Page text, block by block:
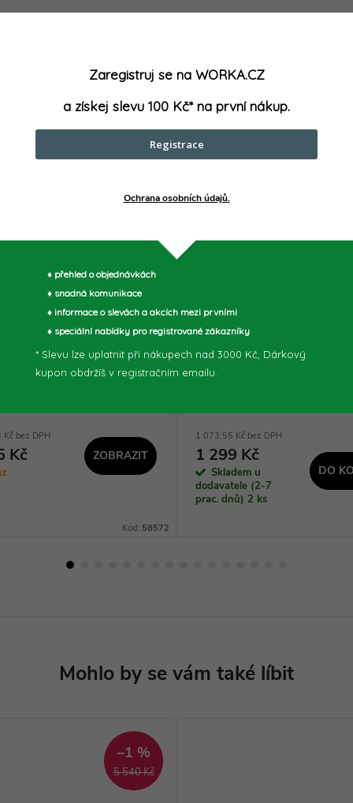
produktu doporučujeme ještě
HS 36-302-30 -
bez DPH
Kč ZOBRAZIT
Kód: 58572
na čistou vodu KTP 18-0 -
1 073,55 Kč bez DPH
1 299 Kč
Skladem u
dodavatele (2-7
prac. dnů) 2 ks
DO
5 540 Kč
–1 %
Zaregistruj se na WORKA.CZ
a získej slevu 100 Kč* na první nákup.
Registrace
Ochrana osobních údajů.
♦ přehled o objednávkách
♦ snadná komunikace
♦ informace o slevách a akcích mezi prvními
♦ speciální nabídky pro registrované zákazníky
* Slevu lze uplatnit při nákupech nad 3000 Kč, Dárkový
kupon obdržíš v registračním emailu.